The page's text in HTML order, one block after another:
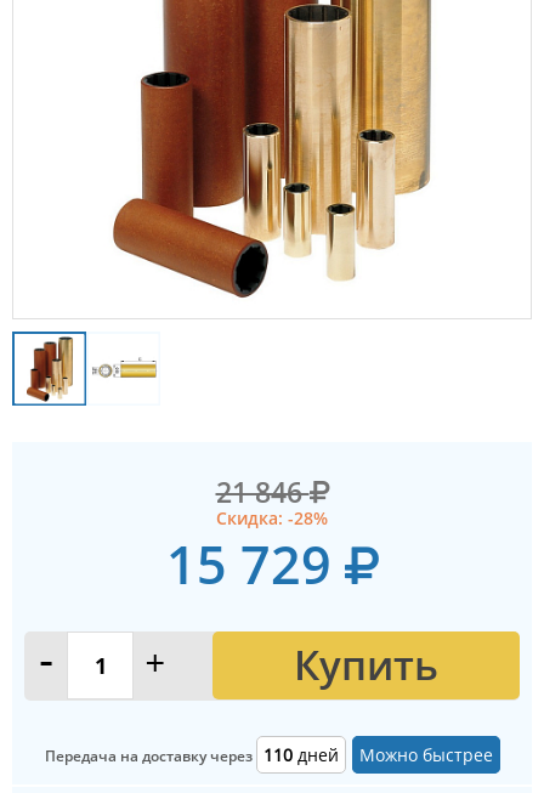
21 846
Скидка: -28%
15 729
- + Купить
Передача на доставку через 110 дней Можно быстрее